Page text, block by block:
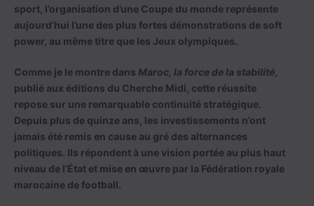
sport, l’organisation d’une Coupe du monde représente
aujourd’hui l’une des plus fortes démonstrations de soft
power, au même titre que les Jeux olympiques.
Comme je le montre dans Maroc, la force de la stabilité
publié aux éditions du Cherche Midi, cette réussite
repose sur une remarquable continuité stratégique.
Depuis plus de quinze ans, les investissements n’ont
jamais été remis en cause au gré des alternances
politiques. Ils répondent à une vision portée au plus haut
niveau de l’État et mise en œuvre par la Fédération royale
marocaine de football.